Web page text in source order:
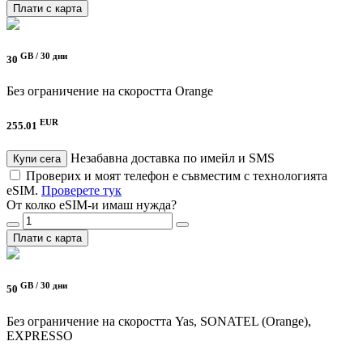
Плати с карта
30 GB / 30 дни
Без ограничение на скоростта Orange
255.01 EUR
Купи сега
Незабавна доставка по имейл и SMS
Проверих и моят телефон е съвместим с технологията
eSIM. Проверете тук
От колко eSIM-и имаш нужда?
Плати с карта
50 GB / 30 дни
Без ограничение на скоростта Yas, SONATEL (Orange),
EXPRESSO